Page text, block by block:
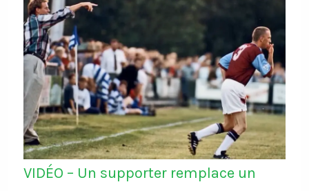
VIDÉO – Un supporter remplace un